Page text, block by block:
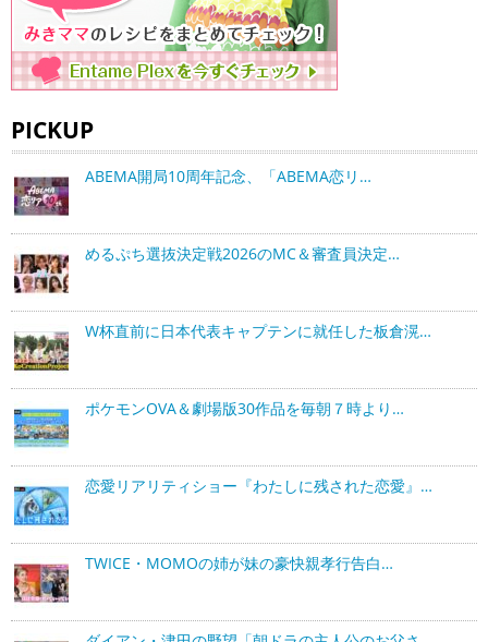
PICKUP
ABEMA開局10周年記念、「ABEMA恋リ…
めるぷち選抜決定戦2026のMC＆審査員決定…
W杯直前に日本代表キャプテンに就任した板倉滉…
ポケモンOVA＆劇場版30作品を毎朝７時より…
恋愛リアリティショー『わたしに残された恋愛』…
TWICE・MOMOの姉が妹の豪快親孝行告白…